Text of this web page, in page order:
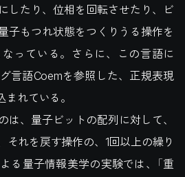
したり、位相を回転させたり、ビ
子もつれ状態をつくりうる操作を
っている。さらに、この言語に
言語Coemを参照した、正規表現
れている。
は、量子ビットの配列に対して、
それを戻す操作の、1回以上の繰り
る量子情報美学の実験では、「重